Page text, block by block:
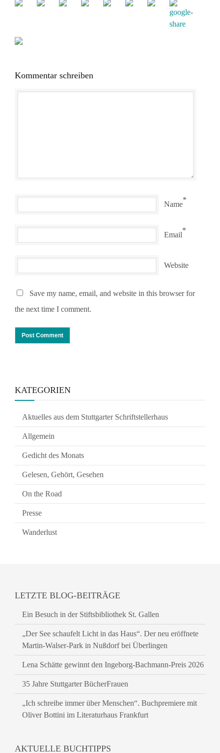
Kommentar schreiben
Name
*
Email
*
Website
Save my name, email, and website in this browser for
the next time I comment.
KATEGORIEN
Aktuelles aus dem Stuttgarter Schriftstellerhaus
Allgemein
Gedicht des Monats
Gelesen, Gehört, Gesehen
On the Road
Presse
Wanderlust
LETZTE BLOG-BEITRÄGE
Ein Besuch in der Stiftsbibliothek St. Gallen
„Der See schaufelt Licht in das Haus“. Der neu eröffnete
Martin-Walser-Park in Nußdorf bei Überlingen
Lena Schätte gewinnt den Ingeborg-Bachmann-Preis 2026
35 Jahre Stuttgarter BücherFrauen
„Ich schreibe immer über Menschen“. Buchpremiere mit
Oliver Bottini im Literaturhaus Frankfurt
AKTUELLE BUCHTIPPS